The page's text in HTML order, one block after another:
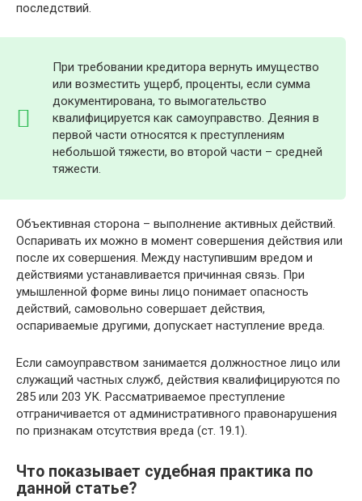
последствий.
При требовании кредитора вернуть имущество
или возместить ущерб, проценты, если сумма
документирована, то вымогательство
квалифицируется как самоуправство. Деяния в
первой части относятся к преступлениям
небольшой тяжести, во второй части – средней
тяжести.
Объективная сторона – выполнение активных действий.
Оспаривать их можно в момент совершения действия или
после их совершения. Между наступившим вредом и
действиями устанавливается причинная связь. При
умышленной форме вины лицо понимает опасность
действий, самовольно совершает действия,
оспариваемые другими, допускает наступление вреда.
Если самоуправством занимается должностное лицо или
служащий частных служб, действия квалифицируются по
285 или 203 УК. Рассматриваемое преступление
отграничивается от административного правонарушения
по признакам отсутствия вреда (ст. 19.1).
Что показывает судебная практика по
данной статье?